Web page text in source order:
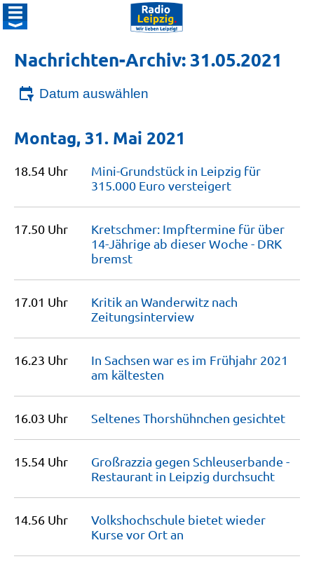
Nachrichten-Archiv: 31.05.2021
Datum auswählen
Montag, 31. Mai 2021
18.54 Uhr
Mini-Grundstück in Leipzig für
315.000 Euro versteigert
17.50 Uhr
Kretschmer: Impftermine für über
14-Jährige ab dieser Woche - DRK
bremst
17.01 Uhr
Kritik an Wanderwitz nach
Zeitungsinterview
16.23 Uhr
In Sachsen war es im Frühjahr 2021
am kältesten
16.03 Uhr Seltenes Thorshühnchen gesichtet
15.54 Uhr
Großrazzia gegen Schleuserbande -
Restaurant in Leipzig durchsucht
14.56 Uhr
Volkshochschule bietet wieder
Kurse vor Ortan